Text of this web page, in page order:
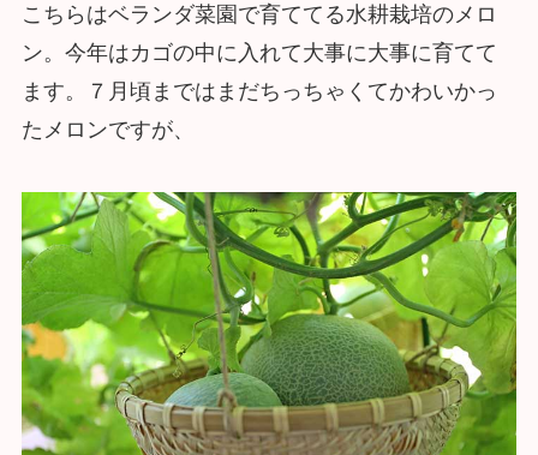
こちらはベランダ菜園で育ててる水耕栽培のメロ
ン。今年はカゴの中に入れて大事に大事に育てて
ます。７月頃まではまだちっちゃくてかわいかっ
たメロンですが、